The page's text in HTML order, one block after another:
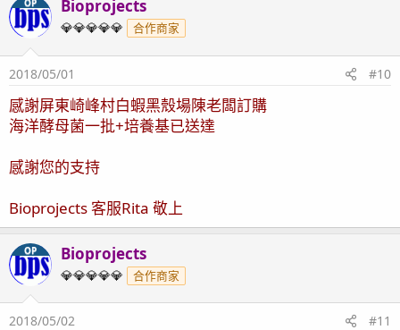
OP Bioprojects
💎💎💎💎💎 合作商家
2018/05/01 #10
感謝屏東崎峰村白蝦黑殼場陳老闆訂購
海洋酵母菌一批+培養基已送達
感謝您的支持
Bioprojects 客服Rita 敬上
OP Bioprojects
💎💎💎💎💎 合作商家
2018/05/02 #11